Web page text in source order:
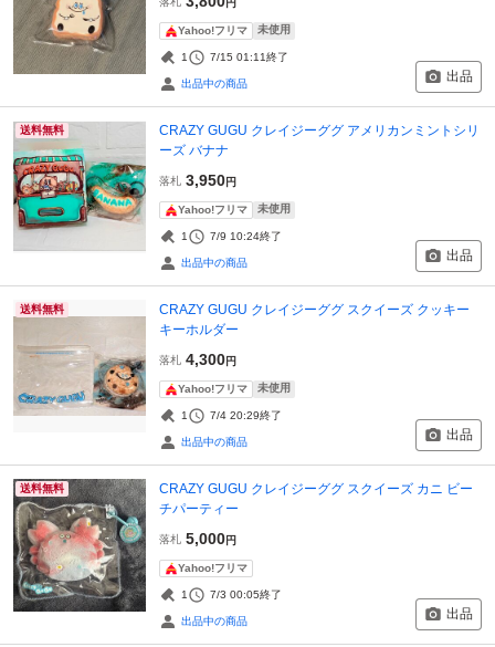
Yahoo!フリマ 未使用
1 7/15 01:11終了
出品中の商品 出品
送料無料
CRAZY GUGU クレイジーググ アメリカンミントシリ
ーズ バナナ
落札 3,950円
Yahoo!フリマ 未使用
1 7/9 10:24終了
出品中の商品 出品
送料無料
CRAZY GUGU クレイジーググ スクイーズ クッキー
キーホルダー
落札 4,300円
Yahoo!フリマ 未使用
1 7/4 20:29終了
出品中の商品 出品
送料無料
CRAZY GUGU クレイジーググ スクイーズ カニ ビー
チパーティー
落札 5,000円
Yahoo!フリマ
1 7/3 00:05終了
出品中の商品 出品